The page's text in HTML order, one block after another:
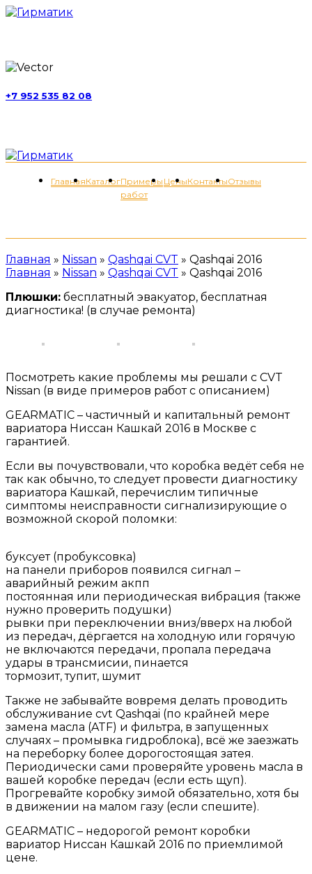
+7 952 535 82 08
ГлавнаяКаталогПримеры
работ
ЦеныКонтактыОтзывы
Главная » Nissan » Qashqai CVT » Qashqai 2016
Главная » Nissan » Qashqai CVT » Qashqai 2016
Плюшки: бесплатный эвакуатор, бесплатная
диагностика! (в случае ремонта)
Посмотреть какие проблемы мы решали с CVT
Nissan (в виде примеров работ с описанием)
GEARMATIC – частичный и капитальный ремонт
вариатора Ниссан Кашкай 2016 в Москве с
гарантией.
Если вы почувствовали, что коробка ведёт себя не
так как обычно, то следует провести диагностику
вариатора Кашкай, перечислим типичные
симптомы неисправности сигнализирующие о
возможной скорой поломки:
буксует (пробуксовка)
на панели приборов появился сигнал –
аварийный режим акпп
постоянная или периодическая вибрация (также
нужно проверить подушки)
рывки при переключении вниз/вверх на любой
из передач, дёргается на холодную или горячую
не включаются передачи, пропала передача
удары в трансмисии, пинается
тормозит, тупит, шумит
Также не забывайте вовремя делать проводить
обслуживание cvt Qashqai (по крайней мере
замена масла (ATF) и фильтра, в запущенных
случаях – промывка гидроблока), всё же заезжать
на переборку более дорогостоящая затея.
Периодически сами проверяйте уровень масла в
вашей коробке передач (если есть щуп).
Прогревайте коробку зимой обязательно, хотя бы
в движении на малом газу (если спешите).
GEARMATIC – недорогой ремонт коробки
вариатор Ниссан Кашкай 2016 по приемлимой
цене.